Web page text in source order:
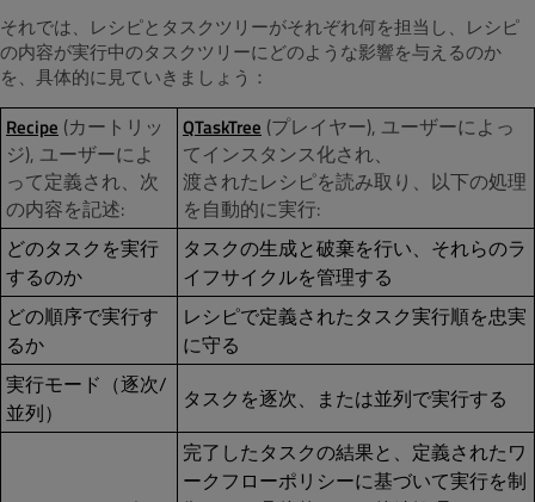
それでは、レシピとタスクツリーがそれぞれ何を担当し、レシピ
の内容が実行中のタスクツリーにどのような影響を与えるのか
を、具体的に見ていきましょう：
Recipe (カートリッ
ジ), ユーザーによ
って定義され、次
の内容を記述:
QTaskTree (プレイヤー), ユーザーによっ
てインスタンス化され、
渡されたレシピを読み取り、以下の処理
を自動的に実行:
どのタスクを実行
するのか
タスクの生成と破棄を行い、それらのラ
イフサイクルを管理する
どの順序で実行す
るか
レシピで定義されたタスク実行順を忠実
に守る
実行モード（逐次/
並列）
タスクを逐次、または並列で実行する
完了したタスクの結果と、定義されたワ
ークフローポリシーに基づいて実行を制